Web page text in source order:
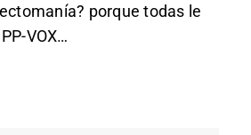
porque todas le
VOX…